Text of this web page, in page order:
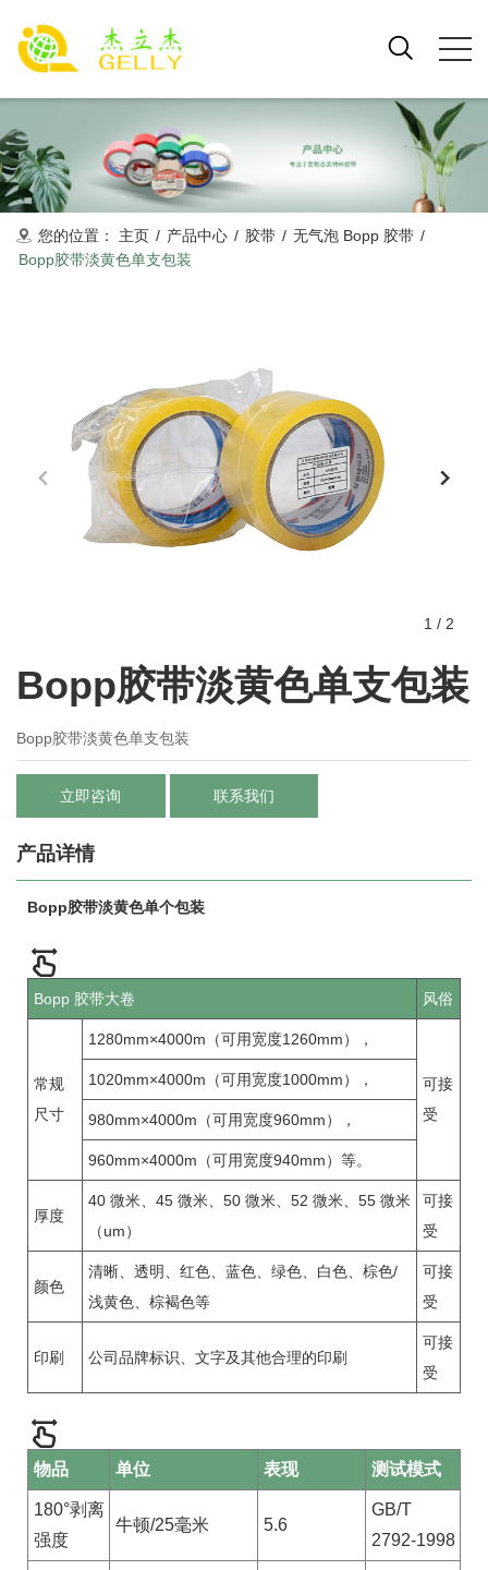
您的位置： 主页 / 产品中心 / 胶带 / 无气泡 Bopp 胶带 /
Bopp胶带淡黄色单支包装
Bopp胶带淡黄色单支包装
Bopp胶带淡黄色单支包装
立即咨询 联系我们
1 / 2
产品详情
Bopp胶带淡黄色单个包装
Bopp 胶带大卷 风俗
常规
尺寸
1280mm×4000m（可用宽度1260mm），
可接
受
1020mm×4000m（可用宽度1000mm），
980mm×4000m（可用宽度960mm），
960mm×4000m（可用宽度940mm）等。
厚度
40 微米、45 微米、50 微米、52 微米、55 微米
（um）
可接
受
颜色
清晰、透明、红色、蓝色、绿色、白色、棕色/
浅黄色、棕褐色等
可接
受
印刷 公司品牌标识、文字及其他合理的印刷
可接
受
物品 单位 表现 测试模式
180°剥离
强度
牛顿/25毫米 5.6
GB/T
2792-1998